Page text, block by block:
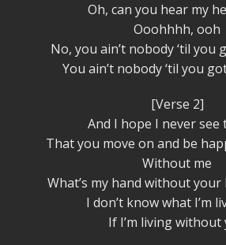
Oh, can you hear my
Ooohhhh, ooh
No, you ain’t nobody ‘til you
You ain’t nobody ‘til you
[Verse 2]
And I hope I never see
That you move on and be
Without me
What’s my hand without
I don’t know what I’m
If I’m living without